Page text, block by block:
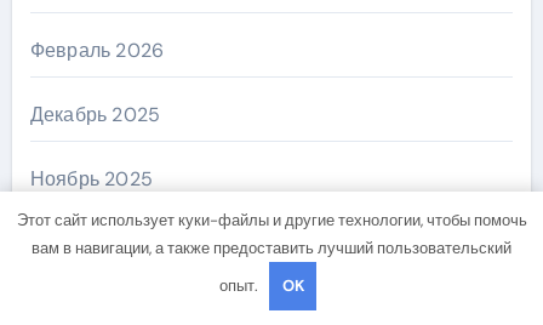
Февраль 2026
Декабрь 2025
Ноябрь 2025
Октябрь 2025
Этот сайт использует куки-файлы и другие технологии, чтобы помочь
вам в навигации, а также предоставить лучший пользовательский
опыт.
OK